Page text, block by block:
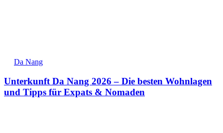
Da Nang
Unterkunft Da Nang 2026 – Die besten Wohnlagen
und Tipps für Expats & Nomaden